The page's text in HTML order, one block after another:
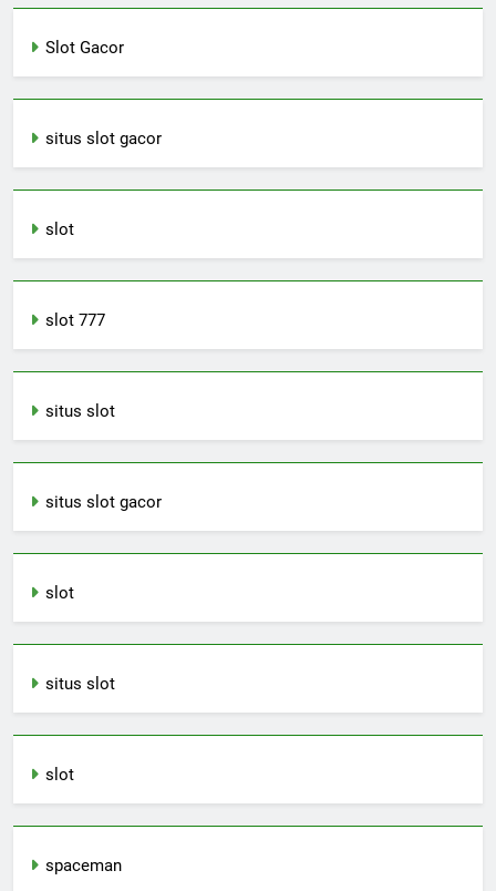
Slot Gacor
situs slot gacor
slot
slot 777
situs slot
situs slot gacor
slot
situs slot
slot
spaceman